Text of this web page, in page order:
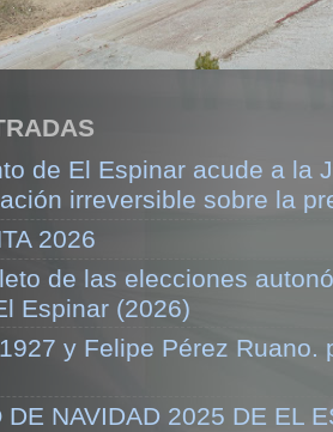
de El Espinar acude a la
irreversible sobre la
2026
de las elecciones
Espinar (2026)
y Felipe Pérez Ruano.
DE NAVIDAD 2025 DE EL